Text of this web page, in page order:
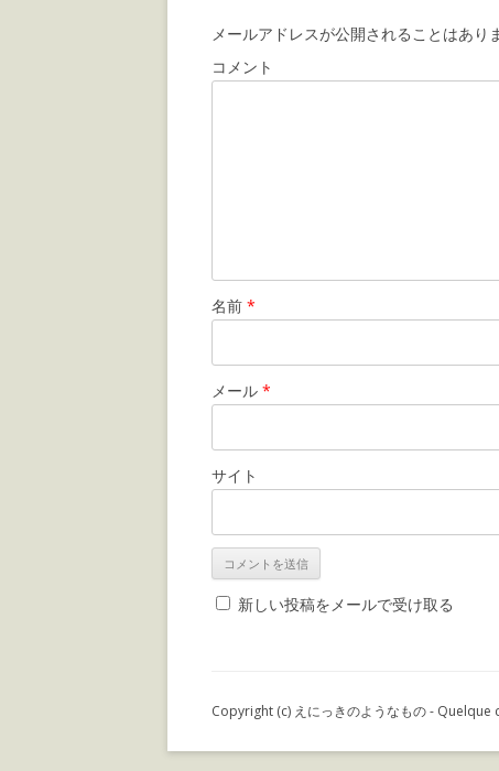
メールアドレスが公開されることはあり
コメント
名前 *
メール *
サイト
新しい投稿をメールで受け取る
Copyright (c) えにっきのようなもの - Quelque